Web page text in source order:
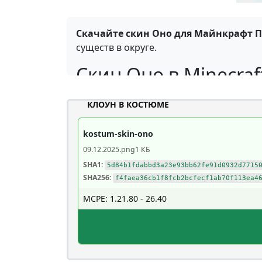
Скачайте скин Оно для Майнкрафт
существ в округе.
Скин Оно в
Образ безжалостного клоуна
надежно отпечатался в сознании
Теперь клоун готов вселиться и в
Майнкрафт ПЕ и щеголять в нем по
В таком виде получится испугать
Клоун в костюме
костюм с красивой брошкой-
КЛОУН В КОСТЮМЕ
kostum-skin-ono
09.12.2025.png1 КБ
SHA1:
SHA256:
MCPE: 1.21.80 - 26.40